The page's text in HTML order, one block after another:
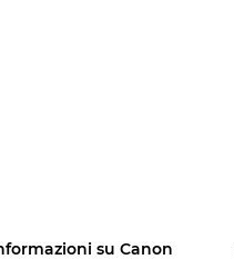
su Canon